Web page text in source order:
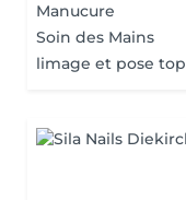
Manucure
Soin des Mains
limage et pose